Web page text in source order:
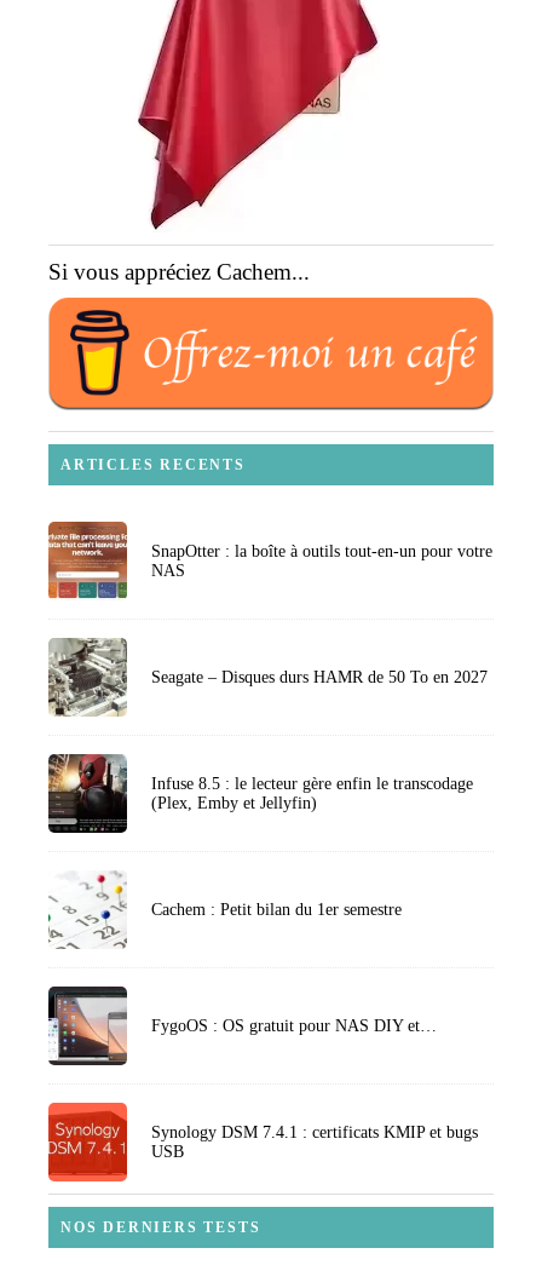
Si vous appréciez Cachem...
ARTICLES RECENTS
SnapOtter : la boîte à outils tout-en-un pour votre
NAS
Seagate – Disques durs HAMR de 50 To en 2027
Infuse 8.5 : le lecteur gère enfin le transcodage
(Plex, Emby et Jellyfin)
Cachem : Petit bilan du 1er semestre
FygoOS : OS gratuit pour NAS DIY et…
Synology DSM 7.4.1 : certificats KMIP et bugs
USB
NOS DERNIERS TESTS